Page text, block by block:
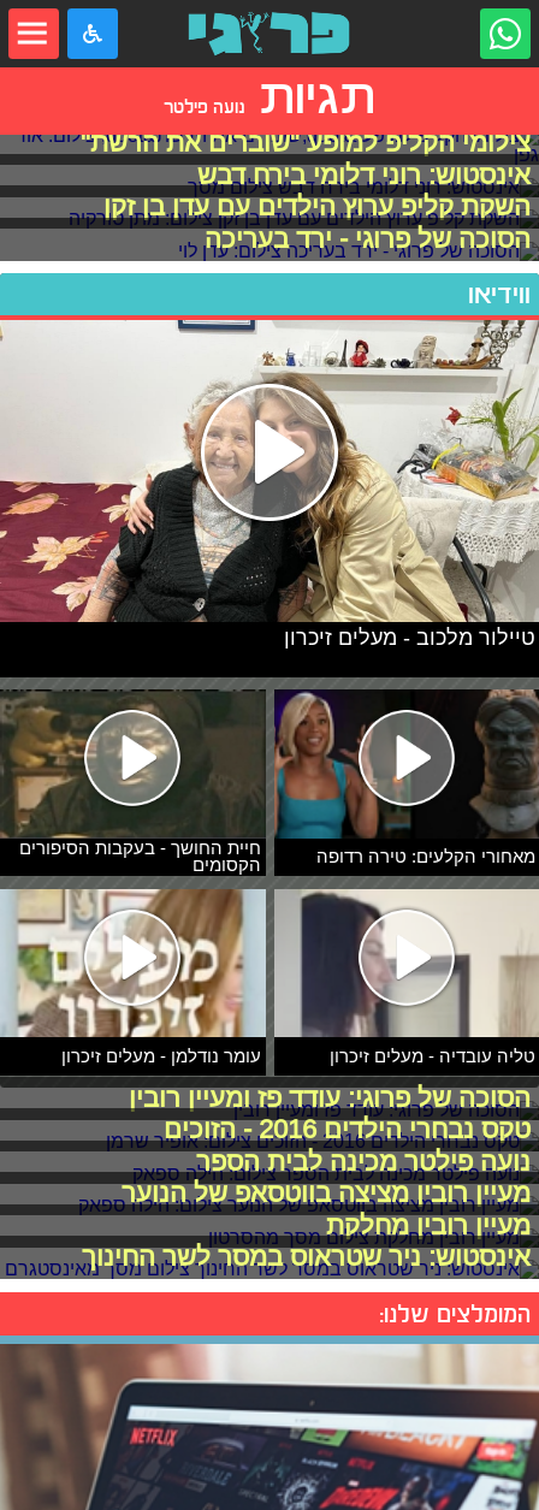
תגיות נועה פילטר
צילומי הקליפ למופע "שוברים את הרשת"
אינסטוש: רוני דלומי בירח דבש
השקת קליפ ערוץ הילדים עם עדן בן זקן
הסוכה של פרוגי - ירד בעריכה
ווידיאו
מאחורי הקלעים: טירה רדופה
חיית החושך - בעקבות הסיפורים
הקסומים
טליה עובדיה - מעלים זיכרון עומר נודלמן - מעלים זיכרון
טיילור מלכוב - מעלים זיכרון
הסוכה של פרוגי: עודד פז ומעיין רובין
טקס נבחרי הילדים 2016 - הזוכים
נועה פילטר מכינה לבית הספר
מעיין רובין מציצה בווטסאפ של הנוער
מעיין רובין מחלקת
אינסטוש: ניר שטראוס במסר לשר החינוך
המומלצים שלנו: